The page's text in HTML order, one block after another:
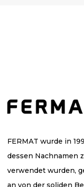
FERMAT wurde in
dessen Nachnamen
verwendet wurden,